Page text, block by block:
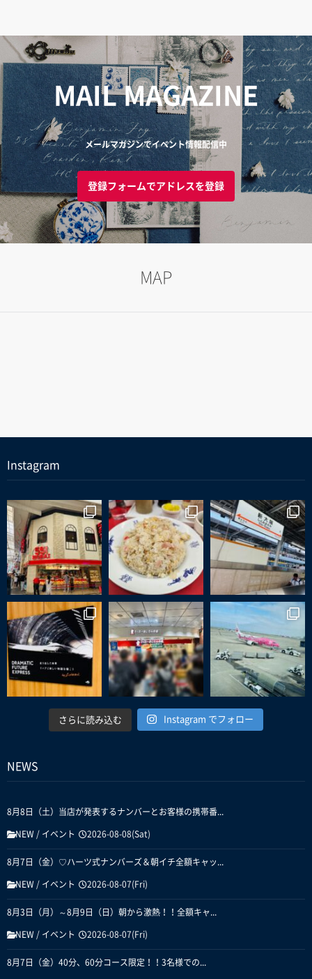
MAIL MAGAZINE
メールマガジンでイベント情報配信中
登録フォームでアドレスを登録
MAP
Instagram
さらに読み込む Instagram でフォロー
NEWS
8月8日（土）当店が発表するナンバーとお客様の携帯番...
NEW / イベント 2026-08-08(Sat)
8月7日（金）♡ハーツ式ナンバーズ＆朝イチ全額キャッ...
NEW / イベント 2026-08-07(Fri)
8月3日（月）～8月9日（日）朝から激熱！！全額キャ...
NEW / イベント 2026-08-07(Fri)
8月7日（金）40分、60分コース限定！！3名様での...